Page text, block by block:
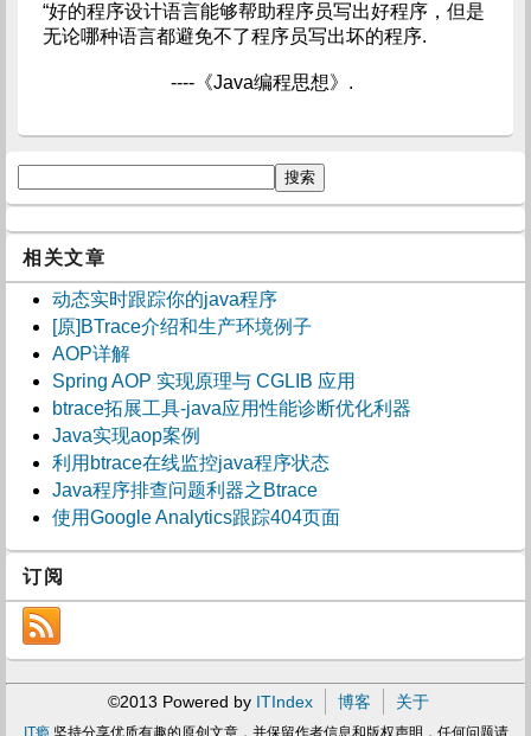
“好的程序设计语言能够帮助程序员写出好程序，但是
无论哪种语言都避免不了程序员写出坏的程序.
----《Java编程思想》.
相关文章
动态实时跟踪你的java程序
[原]BTrace介绍和生产环境例子
AOP详解
Spring AOP 实现原理与 CGLIB 应用
btrace拓展工具-java应用性能诊断优化利器
Java实现aop案例
利用btrace在线监控java程序状态
Java程序排查问题利器之Btrace
使用Google Analytics跟踪404页面
订阅
©2013 Powered by ITIndex 博客 关于